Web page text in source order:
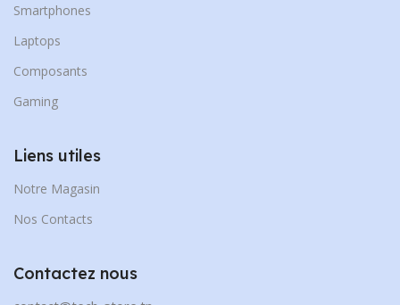
Smartphones
Laptops
Composants
Gaming
Liens utiles
Notre Magasin
Nos Contacts
Contactez nous